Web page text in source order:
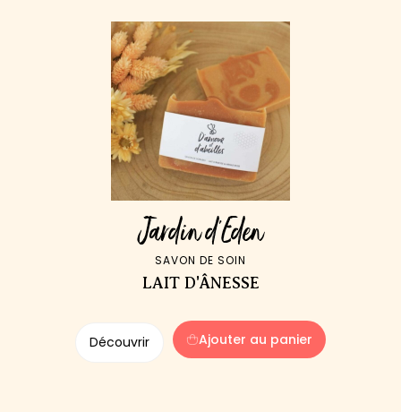
Jardin d'Eden
SAVON DE SOIN
LAIT D'ÂNESSE
Découvrir Ajouter au panier